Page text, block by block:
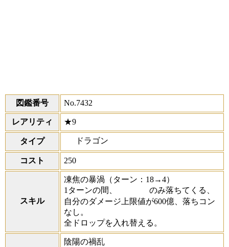
図鑑番号 No.7432
レアリティ ★9
タイプ ドラゴン
コスト 250
スキル
凍焦の暴渦 （ターン：18→4）
1ターンの間、
のみ落ちてくる、
自分のダメージ上限値が600億、落ちコン
なし。
全ドロップを入れ替える。
陰陽の禍乱